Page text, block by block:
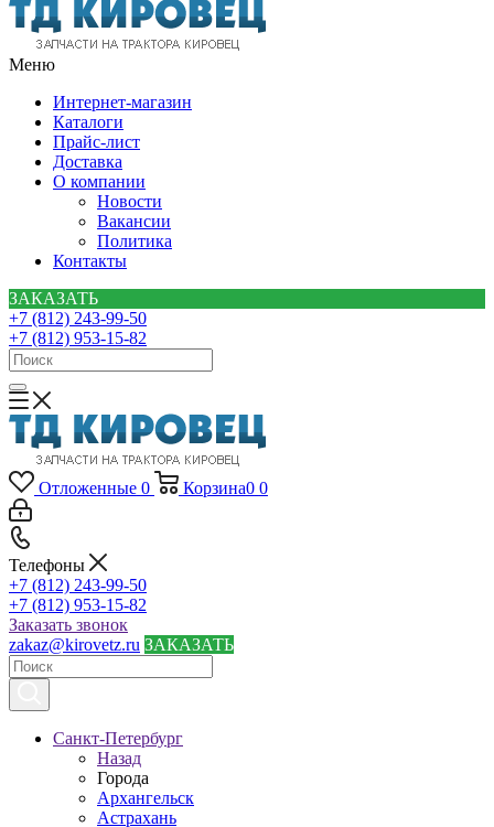
Меню
Интернет-магазин
Каталоги
Прайс-лист
Доставка
О компании
Новости
Вакансии
Политика
Контакты
ЗАКАЗАТЬ
+7 (812) 243-99-50
+7 (812) 953-15-82
Отложенные 0 Корзина0 0
Телефоны
+7 (812) 243-99-50
+7 (812) 953-15-82
Заказать звонок
zakaz@kirovetz.ru ЗАКАЗАТЬ
Санкт-Петербург
Назад
Города
Архангельск
Астрахань